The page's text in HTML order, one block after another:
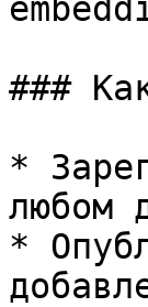
###
*
любом
*